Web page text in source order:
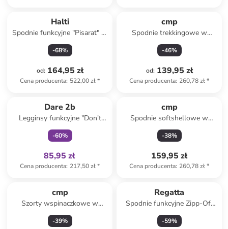
Halti
Spodnie funkcyjne "Pisarat" w
kolorze czarnym
-68%
od: 164,95 zł
Cena producenta: 522,00 zł*
cmp
Spodnie trekkingowe w
kolorze beżowym
-46%
od: 139,95 zł
Cena producenta: 260,78 zł*
Dare 2b
Legginsy funkcyjne "Don't
Sweat It" w kolorze
miętowym
-60%
85,95 zł
Cena producenta: 217,50 zł*
cmp
Spodnie softshellowe w
kolorze antracytowym
-38%
159,95 zł
Cena producenta: 260,78 zł*
cmp
Szorty wspinaczkowe w
kolorze beżowym
-39%
Regatta
Spodnie funkcyjne Zipp-Off
"Travel Light II" w kolorze
khaki
-59%